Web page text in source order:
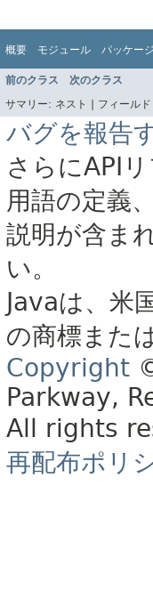
概要 モジュール パッケージ
前のクラス 次のクラス
サマリー: ネスト | フィール
バグを報告
さらにAPI
用語の定義
説明が含ま
い。
Javaは、米
の商標また
Copyright
Parkway,
All rights
再配布ポリ